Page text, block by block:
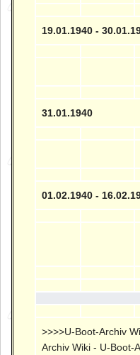
19.01.1940 -
31.01.1940
01.02.1940 -
>>>>U-Boot-Archiv
Archiv Wiki - U-Boot-